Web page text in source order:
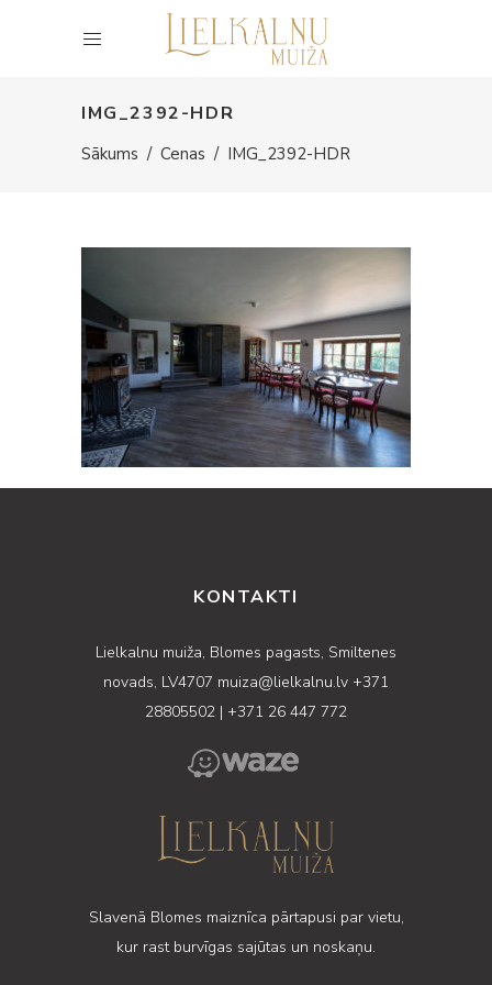
IMG_2392-HDR
Sākums / Cenas / IMG_2392-HDR
KONTAKTI
Lielkalnu muiža, Blomes pagasts, Smiltenes
novads, LV4707 muiza@lielkalnu.lv +371
28805502 | +371 26 447 772
Slavenā Blomes maiznīca pārtapusi par vietu,
kur rast burvīgas sajūtas un noskaņu.